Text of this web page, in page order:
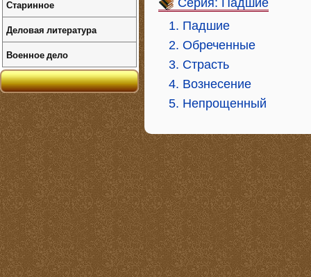
Серия: Падшие
1. Падшие
2. Обреченные
3. Страсть
4. Вознесение
5. Непрощенный
Старинное
Деловая литература
Военное дело